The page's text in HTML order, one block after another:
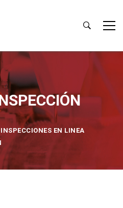
INSPECCIONES EN LINEA